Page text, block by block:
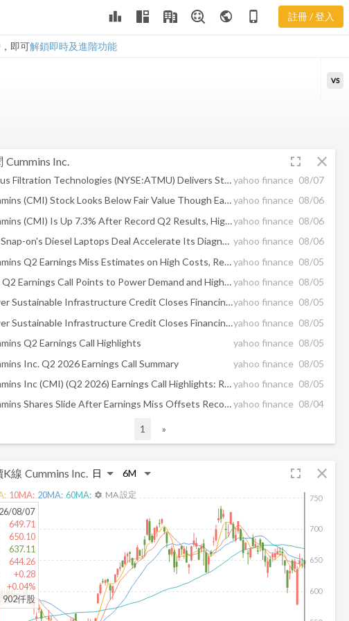
leaderboard public phone_iphone 註冊 / 登入
即可解鎖即時及進階功能
CMI 新聞
VS
Cummins Inc. fullscreen close
Atmus Filtration Technologies (NYSE:ATMU) Delivers Strong Q2 CY2026 Numbersyahoo finance 08/07
Cummins (CMI) Stock Looks Below Fair Value Though Earnings Look Richyahoo finance 08/06
Cummins (CMI) Is Up 7.3% After Record Q2 Results, Higher 2026 Outlook And Dividend Hikeyahoo finance 08/06
Can Snap-on's Diesel Laptops Deal Accelerate Its Diagnostics Growth? yahoo finance 08/06
Cummins Q2 Earnings Miss Estimates on High Costs, Revenues Beatyahoo finance 08/05
CMI Q2 Earnings Call Points to Power Demand and Higher Outlookyahoo finance 08/05
Power Sustainable Infrastructure Credit Closes Financing for Sagepoint's RNG-Fueled Logistics Platformyahoo finance 08/05
Power Sustainable Infrastructure Credit Closes Financing for Sagepoint's RNG-Fueled Logistics Platformyahoo finance 08/05
Q2 Earnings Call Highlights
yahoo finance 08/05
Inc. Q2 2026 Earnings Call Summary
yahoo finance 08/05
Cummins Inc (CMI) (Q2 2026) Earnings Call Highlights: Record Sales and Raised Guidance Amid ...yahoo finance 08/05
Cummins Shares Slide After Earnings Miss Offsets Record Revenueyahoo finance 08/04
1 »
K線 Cummins Inc. fullscreen close
600
650
700
750
08/07
649.71
650.10
637.11
644.26
+0.28
+0.04%
902仟股
10MA: 20MA: 60MA: settings MA 設定